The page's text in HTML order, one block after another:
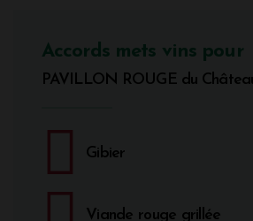
Accords mets vins pour
PAVILLON ROUGE du
Gibier
Viande rouge grillée